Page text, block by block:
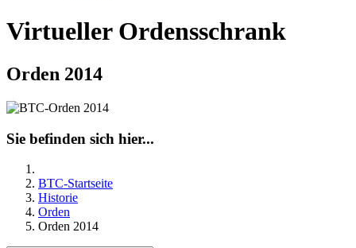
Virtueller Ordensschrank
Orden 2014
Sie befinden sich hier...
BTC-Startseite
Historie
Orden
Orden 2014